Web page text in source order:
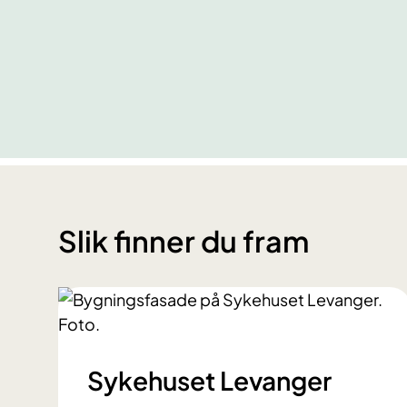
Slik finner du fram
Sykehuset Levanger